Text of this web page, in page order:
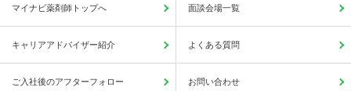
マイナビ薬剤師トップへ 面談会場一覧
キャリアアドバイザー紹介 よくある質問
ご入社後のアフターフォロー お問い合わせ